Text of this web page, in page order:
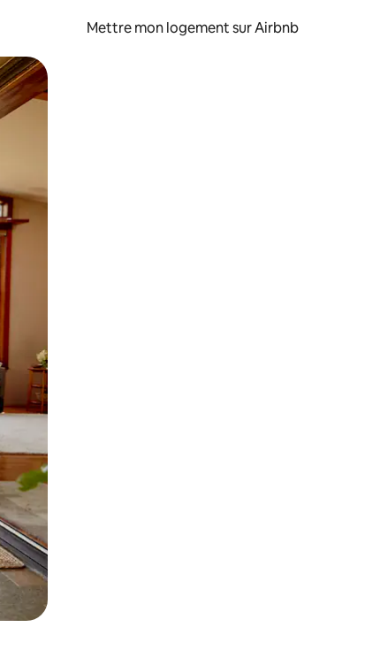
Mettre mon logement sur Airbnb
glisser.